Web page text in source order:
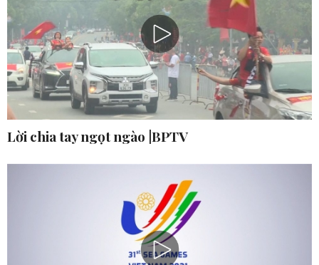
Lời chia tay ngọt ngào |BPTV